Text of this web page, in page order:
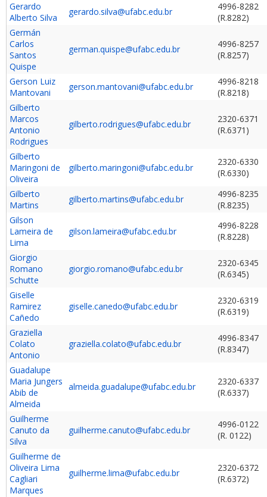
Gerardo
Alberto Silva
gerardo.silva@ufabc.edu.br
4996-8282
(R.8282)
Germán
Carlos
Santos
Quispe
german.quispe@ufabc.edu.br
4996-8257
(R.8257)
Gerson Luiz
Mantovani
gerson.mantovani@ufabc.edu.br
4996-8218
(R.8218)
Gilberto
Marcos
Antonio
Rodrigues
gilberto.rodrigues@ufabc.edu.br
2320-6371
(R.6371)
Gilberto
Maringoni de
Oliveira
gilberto.maringoni@ufabc.edu.br
2320-6330
(R.6330)
Gilberto
Martins
gilberto.martins@ufabc.edu.br
4996-8235
(R.8235)
Gilson
Lameira de
Lima
gilson.lameira@ufabc.edu.br
4996-8228
(R.8228)
Giorgio
Romano
Schutte
giorgio.romano@ufabc.edu.br
2320-6345
(R.6345)
Giselle
Ramirez
Cañedo
giselle.canedo@ufabc.edu.br
2320-6319
(R.6319)
Graziella
Colato
Antonio
graziella.colato@ufabc.edu.br
4996-8347
(R.8347)
Guadalupe
Maria Jungers
Abib de
Almeida
almeida.guadalupe@ufabc.edu.br
2320-6337
(R.6337)
Guilherme
Canuto da
Silva
guilherme.canuto@ufabc.edu.br
4996-0122
(R. 0122)
Guilherme de
Oliveira Lima
Cagliari
Marques
guilherme.lima@ufabc.edu.br
2320-6372
(R.6372)